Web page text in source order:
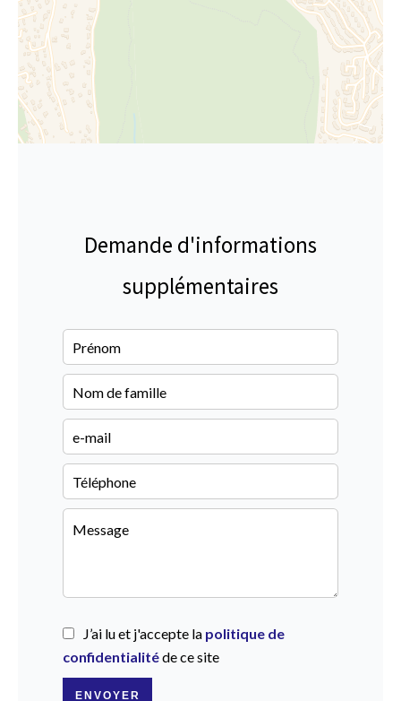
Demande d'informations
supplémentaires
J’ai lu et j'accepte la politique de
confidentialitéde ce site
ENVOYER